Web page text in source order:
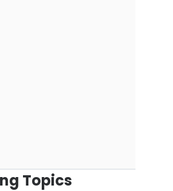
Topics